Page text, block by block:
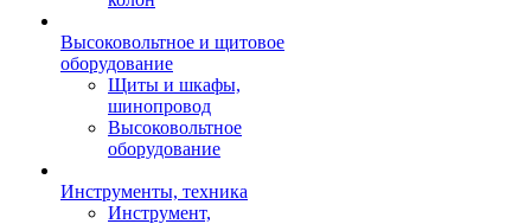
Высоковольтное и щитовое
оборудование
Щиты и шкафы,
шинопровод
Высоковольтное
оборудование
Инструменты, техника
Инструмент,